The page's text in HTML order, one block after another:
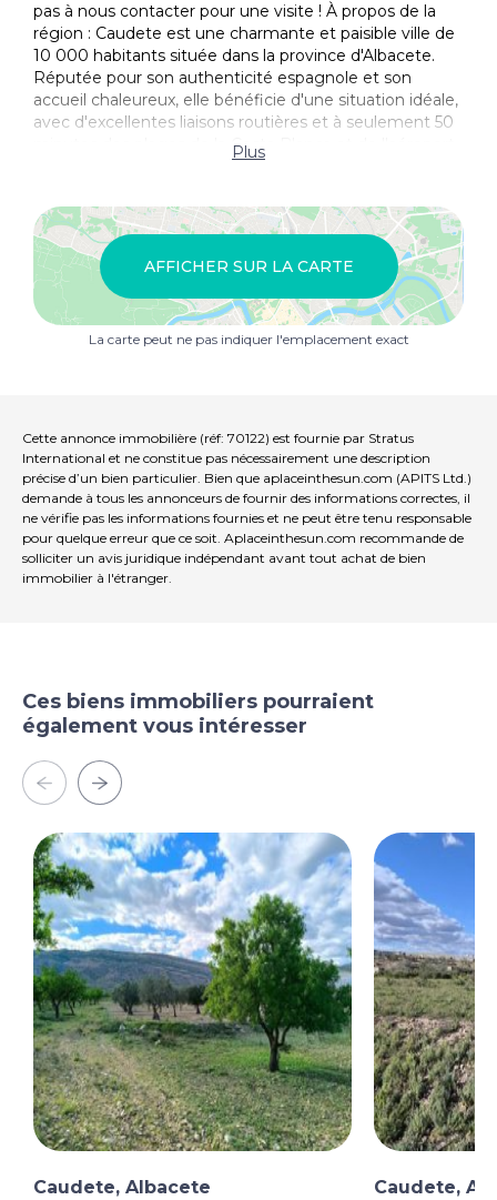
pas à nous contacter pour une visite ! À propos de la
région : Caudete est une charmante et paisible ville de
10 000 habitants située dans la province d'Albacete.
Réputée pour son authenticité espagnole et son
accueil chaleureux, elle bénéficie d'une situation idéale,
avec d'excellentes liaisons routières et à seulement 50
minutes des plages de la Costa Blanca et de l'aéroport
international d'Alicante. La proximité des montagnes
panoramas splendides. La ville, qui dispose de toutes
les commodités (commerces, centre de santé, marché
de producteurs, services de proximité), permet
d'accéder facilement aux grandes villes comme
Alicante, Murcie et Valence . C'est donc un lieu idéal
pour ceux qui recherchent la tranquillité tout en
profitant de la proximité des centres urbains et des
spécialisés dans les propriétés rurales, les villas, les
fincas, les terrains à bâtir et les projets clés en main
dans les régions d'Alicante et de Murcie, avec une
expertise particulière à Elda, Monovar, Pinoso, Sax,
Villena, Aspe, Fortuna, Albacete et leurs environs.
Établis depuis 2004, nous mettons à votre service des
décennies d'expérience pour vous aider à trouver et
acquérir la maison de vos rêves. Nous vous
trouver la propriété qui vous correspond. Avec nous,
vous êtes entre de bonnes mains. Contactez-nous dès
maintenant pour discuter, sans engagement, de la
manière dont vous aussi pouvez concrétiser vos rêves.
Plus
AFFICHER SUR LA CARTE
La carte peut ne pas indiquer l'emplacement exact
Cette annonce immobilière (réf: 70122) est fournie par Stratus
International et ne constitue pas nécessairement une description
précise d’un bien particulier. Bien que aplaceinthesun.com (APITS Ltd.)
demande à tous les annonceurs de fournir des informations correctes, il
ne vérifie pas les informations fournies et ne peut être tenu responsable
pour quelque erreur que ce soit. Aplaceinthesun.com recommande de
solliciter un avis juridique indépendant avant tout achat de bien
immobilier à l'étranger.
Ces biens immobiliers pourraient
également vous intéresser
Caudete, Albacete
Caudete,